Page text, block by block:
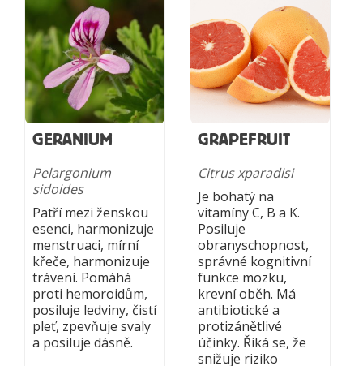
GERANIUM
Pelargonium
sidoides
Patří mezi ženskou
esenci, harmonizuje
menstruaci, mírní
křeče, harmonizuje
trávení. Pomáhá
proti hemoroidům,
posiluje ledviny, čistí
pleť, zpevňuje svaly
a posiluje dásně.
GRAPEFRUIT
Citrus xparadisi
Je bohatý na
vitamíny C, B a K.
Posiluje
obranyschopnost,
správné kognitivní
funkce mozku,
krevní oběh. Má
antibiotické a
protizánětlivé
účinky. Říká se, že
snižuje riziko